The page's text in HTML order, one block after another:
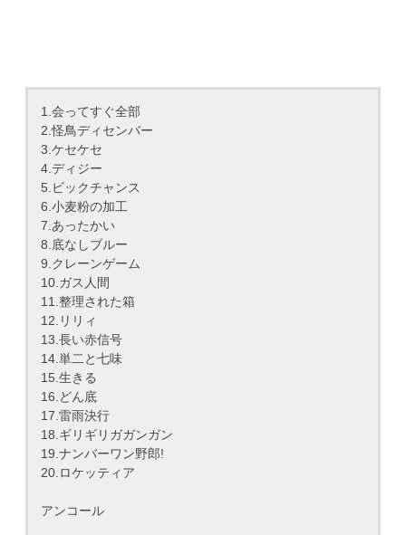
1.会ってすぐ全部
2.怪鳥ディセンバー
3.ケセケセ
4.ディジー
5.ビックチャンス
6.小麦粉の加工
7.あったかい
8.底なしブルー
9.クレーンゲーム
10.ガス人間
11.整理された箱
12.リリィ
13.長い赤信号
14.単二と七味
15.生きる
16.どん底
17.雷雨決行
18.ギリギリガガンガン
19.ナンバーワン野郎!
20.ロケッティア
アンコール